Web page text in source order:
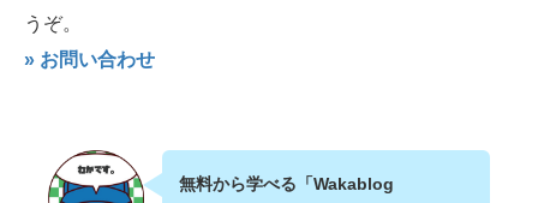
うぞ。
» お問い合わせ
無料から学べる「Wakablog